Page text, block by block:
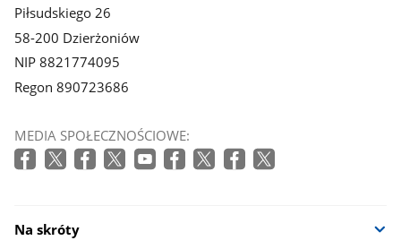
Piłsudskiego 26
58-200 Dzierżoniów
NIP 8821774095
Regon 890723686
MEDIA SPOŁECZNOŚCIOWE:
Na skróty